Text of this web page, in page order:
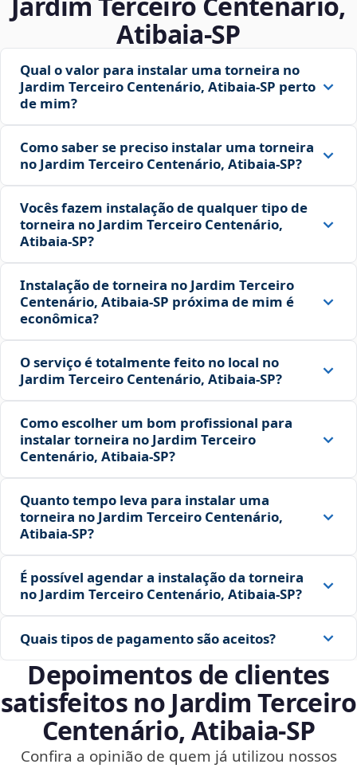
Atibaia‑SP
Qual o valor para instalar uma torneira no
Jardim Terceiro Centenário, Atibaia‑SP perto
de mim?
Como saber se preciso instalar uma torneira
no Jardim Terceiro Centenário, Atibaia‑SP?
Vocês fazem instalação de qualquer tipo de
torneira no Jardim Terceiro Centenário,
Atibaia‑SP?
Instalação de torneira no Jardim Terceiro
Centenário, Atibaia‑SP próxima de mim é
econômica?
O serviço é totalmente feito no local no
Jardim Terceiro Centenário, Atibaia‑SP?
Como escolher um bom profissional para
instalar torneira no Jardim Terceiro
Centenário, Atibaia‑SP?
Quanto tempo leva para instalar uma
torneira no Jardim Terceiro Centenário,
Atibaia‑SP?
É possível agendar a instalação da torneira
no Jardim Terceiro Centenário, Atibaia‑SP?
Quais tipos de pagamento são aceitos?
Depoimentos de clientes
satisfeitos no Jardim Terceiro
Centenário, Atibaia‑SP
Confira a opinião de quem já utilizou nossos